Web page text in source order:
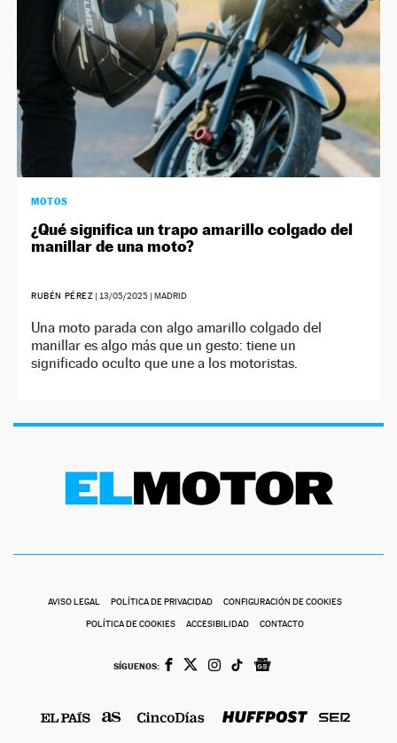
MOTOS
¿Qué significa un trapo amarillo colgado del
manillar de una moto?
RUBÉN PÉREZ | 13/05/2025 | MADRID
Una moto parada con algo amarillo colgado del
manillar es algo más que un gesto: tiene un
significado oculto que une a los motoristas.
AVISO LEGAL POLÍTICA DE PRIVACIDAD CONFIGURACIÓN DE COOKIES
POLÍTICA DE COOKIES ACCESIBILIDAD CONTACTO
SÍGUENOS: